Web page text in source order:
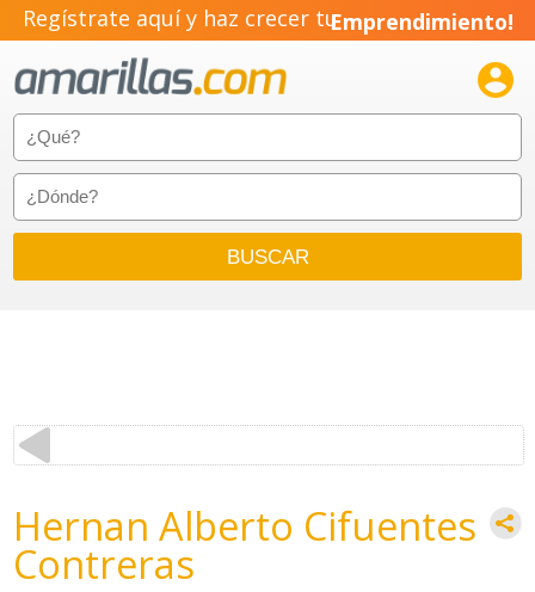
Regístrate aquí y haz crecer tuEmprendimiento!

Hernan Alberto Cifuentes
Contreras